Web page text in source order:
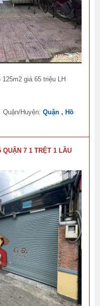
giá 65 triệu LH
Quận/Huyện:Quận , Hồ
7 1 TRỆT 1 LẦU